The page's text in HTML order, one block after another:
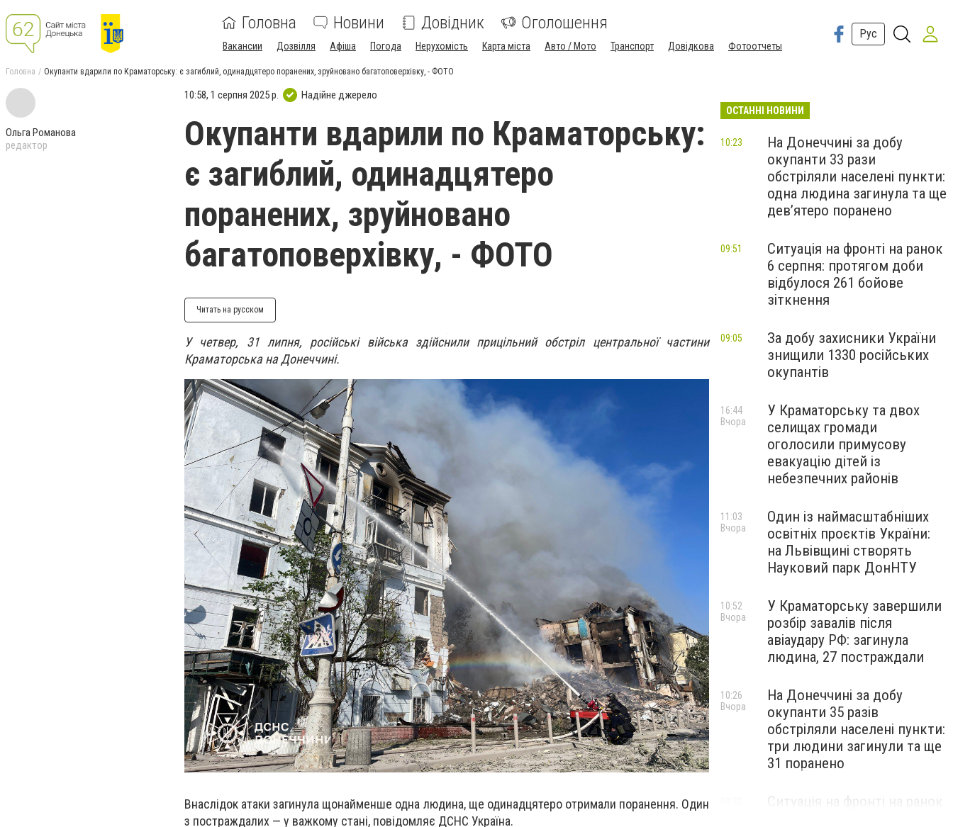
Головна Новини Довідник Оголошення
Вакансии Дозвілля Афіша Погода Нерухомість Карта міста Авто / Мото Транспорт Довідкова Фотоотчеты
Рус
Головна Окупанти вдарили по Краматорську: є загиблий, одинадцятеро поранених, зруйновано багатоповерхівку, - ФОТО
Ольга Романова
редактор
10:58, 1 серпня 2025 р. Надійне джерело
Окупанти вдарили по Краматорську:
є загиблий, одинадцятеро
поранених, зруйновано
багатоповерхівку, - ФОТО
Читать на русском
У четвер, 31 липня, російські війська здійснили прицільний обстріл центральної частини
Краматорська на Донеччині.
Внаслідок атаки загинула щонайменше одна людина, ще одинадцятеро отримали поранення. Один
з постраждалих — у важкому стані, повідомляє ДСНС Україна.
ОСТАННІ НОВИНИ
На Донеччині за добу
окупанти 33 рази
обстріляли населені пункти:
одна людина загинула та ще
девʼятеро поранено
10:23
Ситуація на фронті на ранок
6 серпня: протягом доби
відбулося 261 бойове
зіткнення
09:51
За добу захисники України
знищили 1330 російських
окупантів
09:05
У Краматорську та двох
селищах громади
оголосили примусову
евакуацію дітей із
небезпечних районів
16:44
Вчора
Один із наймасштабніших
освітніх проєктів України:
на Львівщині створять
Науковий парк ДонНТУ
11:03
Вчора
У Краматорську завершили
розбір завалів після
авіаудару РФ: загинула
людина, 27 постраждали
10:52
Вчора
На Донеччині за добу
окупанти 35 разів
обстріляли населені пункти:
три людини загинули та ще
31 поранено
10:26
Вчора
Ситуація на фронті на ранок